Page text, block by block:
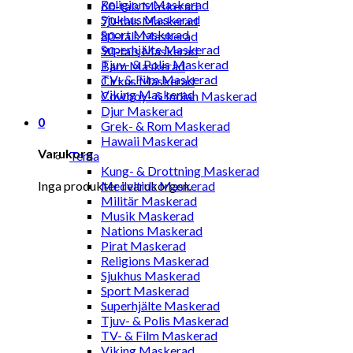
Religions Maskerad
Sjukhus Maskerad
Sport Maskerad
Superhjälte Maskerad
Tjuv- & Polis Maskerad
TV- & Film Maskerad
Viking Maskerad
0
Varukorg
Inga produkter i varukorgen.
60-tals Maskerad
70-tals Maskerad
80-tals Maskerad
90-tals Maskerad
Barn Maskerad
Cirkus Maskerad
Cowboy- & Indian Maskerad
Djur Maskerad
Grek- & Rom Maskerad
Hawaii Maskerad
Tema
Kung- & Drottning Maskerad
Medeltids Maskerad
Militär Maskerad
Musik Maskerad
Nations Maskerad
Pirat Maskerad
Religions Maskerad
Sjukhus Maskerad
Sport Maskerad
Superhjälte Maskerad
Tjuv- & Polis Maskerad
TV- & Film Maskerad